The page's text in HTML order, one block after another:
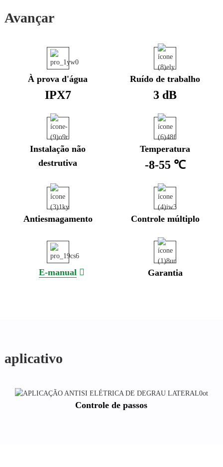
Avançar
À prova d'água
IPX7
Ruído de trabalho
3 dB
Instalação não
destrutiva
Temperatura
-8-55 ℃
Antiesmagamento Controle múltiplo
E-manual Garantia
aplicativo
Controle de passos